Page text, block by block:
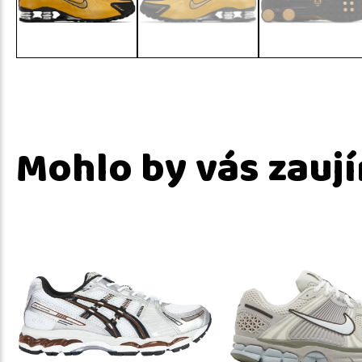
Mohlo by vás